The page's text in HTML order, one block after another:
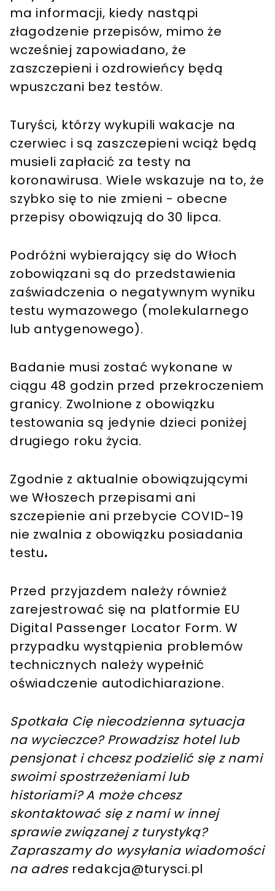
ma informacji, kiedy nastąpi
złagodzenie przepisów, mimo że
wcześniej zapowiadano, że
zaszczepieni i ozdrowieńcy będą
wpuszczani bez testów.
Turyści, którzy wykupili wakacje na
czerwiec i są zaszczepieni wciąż będą
musieli zapłacić za testy na
koronawirusa. Wiele wskazuje na to, że
szybko się to nie zmieni - obecne
przepisy obowiązują do 30 lipca.
Podróżni wybierający się do Włoch
zobowiązani są do przedstawienia
zaświadczenia o negatywnym wyniku
testu wymazowego (molekularnego
lub antygenowego).
Badanie musi zostać wykonane w
ciągu 48 godzin przed przekroczeniem
granicy. Zwolnione z obowiązku
testowania są jedynie dzieci poniżej
drugiego roku życia.
Zgodnie z aktualnie obowiązującymi
we Włoszech przepisami ani
szczepienie ani przebycie COVID-19
nie zwalnia z obowiązku posiadania
testu.
Przed przyjazdem należy również
zarejestrować się na platformie EU
Digital Passenger Locator Form. W
przypadku wystąpienia problemów
technicznych należy wypełnić
oświadczenie autodichiarazione.
Spotkała Cię niecodzienna sytuacja
na wycieczce? Prowadzisz hotel lub
pensjonat i chcesz podzielić się z nami
swoimi spostrzeżeniami lub
historiami? A może chcesz
skontaktować się z nami w innej
sprawie związanej z turystyką?
Zapraszamy do wysyłania wiadomości
na adres redakcja@turysci.pl